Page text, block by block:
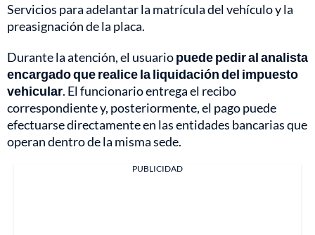
Servicios para adelantar la matrícula del vehículo y la
preasignación de la placa.
Durante la atención, el usuariopuede pedir al analista
encargado que realice la liquidación del impuesto
vehicular. El funcionario entrega el recibo
correspondiente y, posteriormente, el pago puede
efectuarse directamente en las entidades bancarias que
operan dentro de la misma sede.
PUBLICIDAD